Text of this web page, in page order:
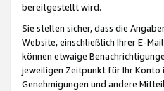
bereitgestellt wird.
Sie stellen sicher, dass die
Website, einschließlich Ihrer E-
können etwaige
jeweiligen Zeitpunkt für Ihr Konto
Genehmigungen und andere